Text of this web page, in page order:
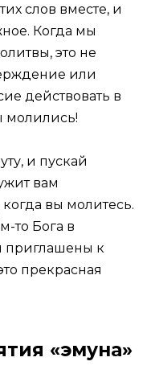
слов вместе, и
Когда мы
это не
или
действовать в
молились!
и пускай
вам
вы молитесь.
то Бога в
приглашены к
прекрасная
«эмуна»